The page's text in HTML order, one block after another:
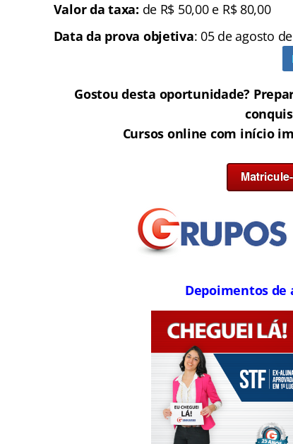
Valor da taxa: de R$ 50,00 e R$ 80,00
Data da prova objetiva: 05 de agosto
Gostou desta oportunidade?
Cursos online com início
Depoimentos